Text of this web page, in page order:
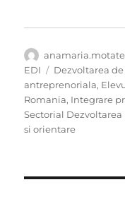
Autor
EDI
Etichete
Dezvoltarea
antreprenoriala,
Romania, Integrare
Sectorial Dezvoltarea
si orientare